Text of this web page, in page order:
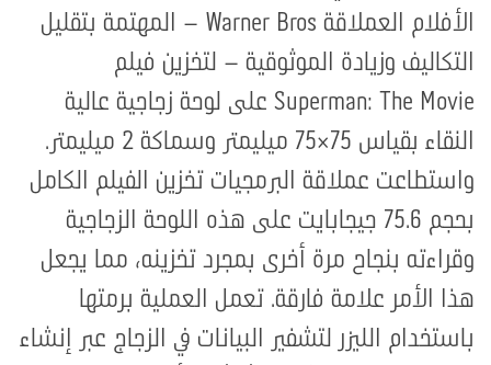
الأفلام العملاقة Warner Bros – المهتمة بتقليل
التكاليف وزيادة الموثوقية – لتخزين فيلم
Superman: The Movie على لوحة زجاجية عالية
النقاء بقياس 75×75 ميليمتر وسماكة 2 ميليمتر.
واستطاعت عملاقة البرمجيات تخزين الفيلم الكامل
بحجم 75.6 جيجابايت على هذه اللوحة الزجاجية
وقراءته بنجاح مرة أخرى بمجرد تخزينه، مما يجعل
هذا الأمر علامة فارقة. تعمل العملية برمتها
باستخدام الليزر لتشفير البيانات في الزجاج عبر إنشاء